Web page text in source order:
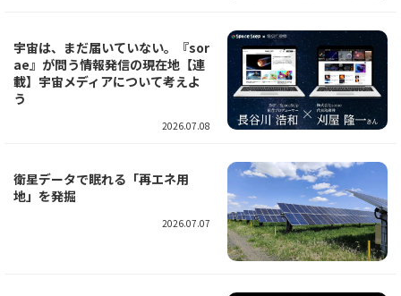
宇宙は、まだ届いていない。『sor
ae』が問う情報発信の現在地【連
載】宇宙メディアについて考えよ
う
2026.07.08
衛星データで眠れる「再エネ用
地」を発掘
2026.07.07